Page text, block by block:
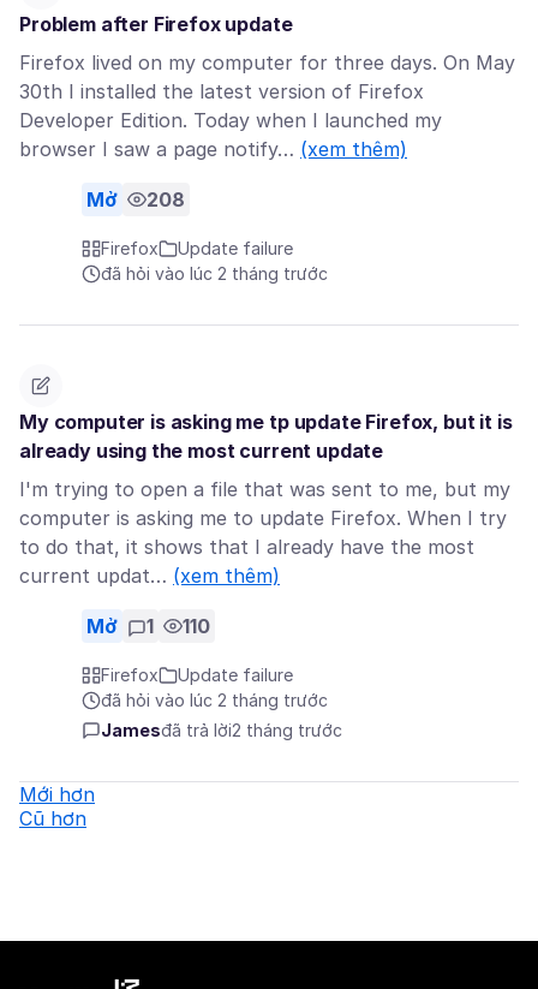
Problem after Firefox update
Firefox lived on my computer for three days. On May
30th I installed the latest version of Firefox
Developer Edition. Today when I launched my
browser I saw a page notify… (xem thêm)
Mở 208
Firefox
Update failure
đã hỏi vào lúc 2 tháng trước
My computer is asking me tp update Firefox, but it is
already using the most current update
I'm trying to open a file that was sent to me, but my
computer is asking me to update Firefox. When I try
to do that, it shows that I already have the most
current updat… (xem thêm)
Mở 1 110
Firefox
Update failure
đã hỏi vào lúc 2 tháng trước
Jamesđã trả lời2 tháng trước
Mới hơn
Cũ hơn